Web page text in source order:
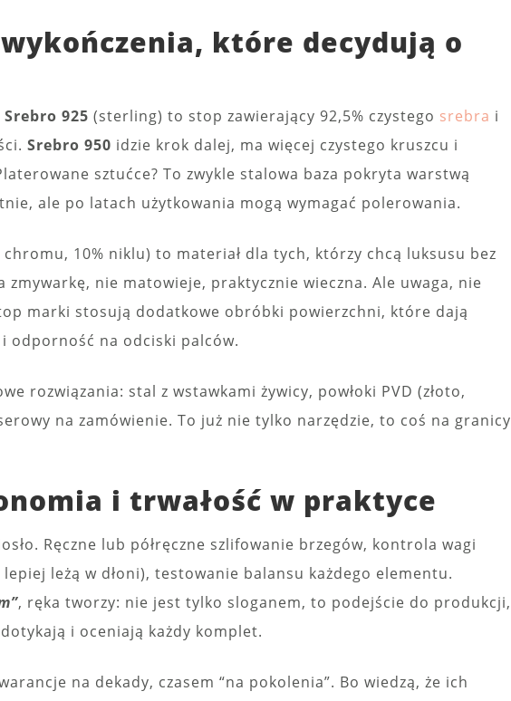
które decydują o
Srebro 925 (sterling) to stop zawierający 92,5% czystego srebra i
Srebro 950 idzie krok dalej, ma więcej czystego kruszcu i
sztućce? To zwykle stalowa baza pokryta warstwą
ale po latach użytkowania mogą wymagać polerowania.
chromu, 10% niklu) to materiał dla tych, którzy chcą luksusu bez
zmywarkę, nie matowieje, praktycznie wieczna. Ale uwaga, nie
marki stosują dodatkowe obróbki powierzchni, które dają
odporność na odciski palców.
rozwiązania: stal z wstawkami żywicy, powłoki PVD (złoto,
na zamówienie. To już nie tylko narzędzie, to coś na granicy
i trwałość w praktyce
Ręczne lub półręczne szlifowanie brzegów, kontrola wagi
lepiej leżą w dłoni), testowanie balansu każdego elementu.
, ręka tworzy: nie jest tylko sloganem, to podejście do produkcji,
i oceniają każdy komplet.
na dekady, czasem “na pokolenia”. Bo wiedzą, że ich